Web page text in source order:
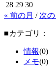
28 29 30
« 前の月 / 次
■カテゴリ：
情報(0)
メモ(0)